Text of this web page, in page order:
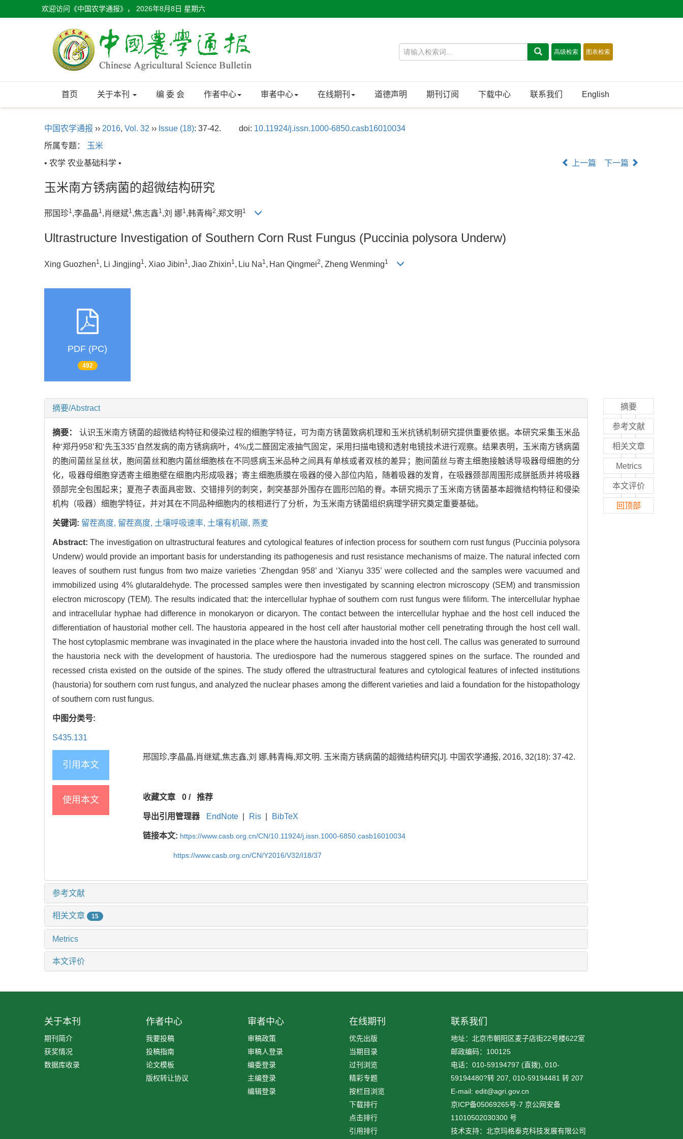
欢迎访问《中国农学通报》， 2026年8月8日 星期六
首页 关于本刊 编 委 会 作者中心 审者中心 在线期刊 道德声明 期刊订阅 下载中心 联系我们 English
中国农学通报 ›› 2016, Vol. 32 ›› Issue (18): 37-42. doi: 10.11924/j.issn.1000-6850.casb16010034
所属专题：
玉米
• 农学 农业基础科学 •
上一篇 下一篇
玉米南方锈病菌的超微结构研究
邢国珍1,李晶晶1,肖继斌1,焦志鑫1,刘 娜1,韩青梅2,郑文明 1
Ultrastructure Investigation of Southern Corn Rust Fungus (Puccinia polysoraUnderw)
Xing Guozhen1 , Li Jingjing1 , Xiao Jibin1 , Jiao Zhixin1 , Liu Na1 , Han Qingmei2, Zheng Wenming1
PDF (PC)
492
摘要/Abstract
摘要： 认识玉米南方锈菌的超微结构特征和侵染过程的细胞学特征，可为南方锈菌致病机理和玉米抗锈机制研究提供重要依据。本研究采集玉米品
种‘郑丹958’和‘先玉335’自然发病的南方锈病病叶，4%戊二醛固定液抽气固定，采用扫描电镜和透射电镜技术进行观察。结果表明，玉米南方锈病菌
的胞间菌丝呈丝状，胞间菌丝和胞内菌丝细胞核在不同感病玉米品种之间具有单核或者双核的差异；胞间菌丝与寄主细胞接触诱导吸器母细胞的分
化，吸器母细胞穿透寄主细胞壁在细胞内形成吸器；寄主细胞质膜在吸器的侵入部位内陷，随着吸器的发育，在吸器颈部周围形成胼胝质并将吸器
颈部完全包围起来；夏孢子表面具密致、交错排列的刺突，刺突基部外围存在圆形凹陷的脊。本研究揭示了玉米南方锈菌基本超微结构特征和侵染
机构（吸器）细胞学特征，并对其在不同品种细胞内的核相进行了分析，为玉米南方锈菌组织病理学研究奠定重要基础。
关键词: 留茬高度, 留茬高度, 土壤呼吸速率, 土壤有机碳, 燕麦
Abstract:The investigation on ultrastructural features and cytological features of infection process for southern corn rust fungus (Puccinia polysora
Underw) would provide an important basis for understanding its pathogenesis and rust resistance mechanisms of maize. The natural infected corn
leaves of southern rust fungus from two maize varieties ‘Zhengdan 958’ and ‘Xianyu 335’ were collected and the samples were vacuumed and
immobilized using 4% glutaraldehyde. The processed samples were then investigated by scanning electron microscopy (SEM) and transmission
electron microscopy (TEM). The results indicated that: the intercellular hyphae of southern corn rust fungus were filiform. The intercellular hyphae
and intracellular hyphae had difference in monokaryon or dicaryon. The contact between the intercellular hyphae and the host cell induced the
differentiation of haustorial mother cell. The haustoria appeared in the host cell after haustorial mother cell penetrating through the host cell wall.
The host cytoplasmic membrane was invaginated in the place where the haustoria invaded into the host cell. The callus was generated to surround
the haustoria neck with the development of haustoria. The urediospore had the numerous staggered spines on the surface. The rounded and
recessed crista existed on the outside of the spines. The study offered the ultrastructural features and cytological features of infected institutions
(haustoria) for southern corn rust fungus, and analyzed the nuclear phases among the different varieties and laid a foundation for the histopathology
of southern corn rust fungus.
中图分类号:
S435.131
引用本文
邢国珍,李晶晶,肖继斌,焦志鑫,刘 娜,韩青梅,郑文明. 玉米南方锈病菌的超微结构研究[J]. 中国农学通报, 2016, 32(18): 37-42.
使用本文 收藏文章 0/ 推荐
导出引用管理器 EndNote Ris BibTeX
链接本文: https://www.casb.org.cn/CN/10.11924/j.issn.1000-6850.casb16010034
https://www.casb.org.cn/CN/Y2016/V32/I18/37
参考文献
相关文章 15
Metrics
本文评价
摘要
参考文献
相关文章
Metrics
本文评价
回顶部
关于本刊
期刊简介
获奖情况
数据库收录
作者中心
我要投稿
投稿指南
论文模板
版权转让协议
审者中心
审稿政策
审稿人登录
编委登录
主编登录
编辑登录
在线期刊
优先出版
当期目录
过刊浏览
精彩专题
按栏目浏览
下载排行
点击排行
引用排行
联系我们
地址：北京市朝阳区麦子店街22号楼622室
邮政编码：100125
电话：010-59194797 (直拨), 010-
59194480?转 207, 010-59194481 转 207
E-mail: edit@agri.gov.cn
京ICP备05069265号-7 京公网安备
11010502030300 号
技术支持：北京玛格泰克科技发展有限公司